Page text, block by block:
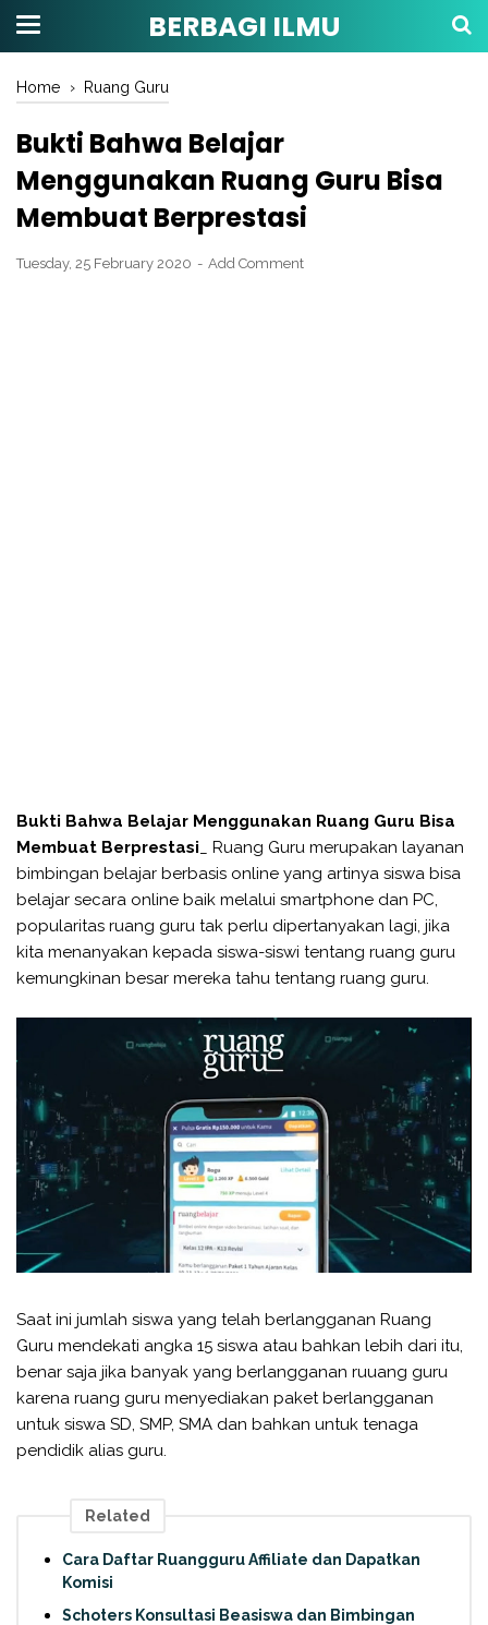
BERBAGI ILMU
Home › Ruang Guru
Bukti Bahwa Belajar
Menggunakan Ruang Guru Bisa
Membuat Berprestasi
Tuesday, 25 February 2020 Add Comment
Bukti Bahwa Belajar Menggunakan Ruang Guru Bisa
Membuat Berprestasi _ Ruang Guru merupakan layanan
bimbingan belajar berbasis online yang artinya siswa bisa
belajar secara online baik melalui smartphone dan PC,
popularitas ruang guru tak perlu dipertanyakan lagi, jika
kita menanyakan kepada siswa-siswi tentang ruang guru
kemungkinan besar mereka tahu tentang ruang guru.
Saat ini jumlah siswa yang telah berlangganan Ruang
Guru mendekati angka 15 siswa atau bahkan lebih dari itu,
benar saja jika banyak yang berlangganan ruuang guru
karena ruang guru menyediakan paket berlangganan
untuk siswa SD, SMP, SMA dan bahkan untuk tenaga
pendidik alias guru.
Related
Cara Daftar Ruangguru Affiliate dan Dapatkan
Komisi
Schoters Konsultasi Beasiswa dan Bimbingan